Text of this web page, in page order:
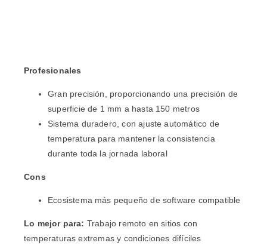
Profesionales
Gran precisión, proporcionando una precisión de
superficie de 1 mm a hasta 150 metros
Sistema duradero, con ajuste automático de
temperatura para mantener la consistencia
durante toda la jornada laboral
Cons
Ecosistema más pequeño de software compatible
Lo mejor para: Trabajo remoto en sitios con
temperaturas extremas y condiciones difíciles